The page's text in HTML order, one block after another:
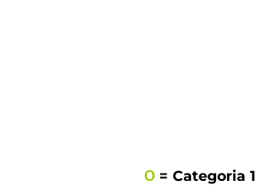
Ο= Categoria 1